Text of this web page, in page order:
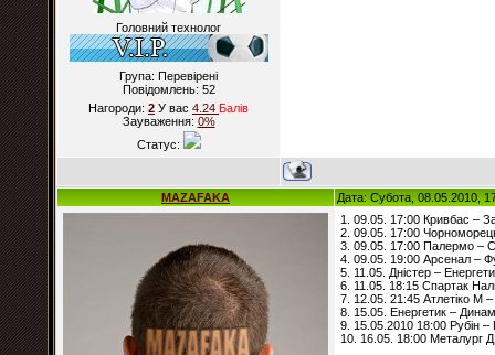
Головний технолог
Група: Перевірені
Повідомлень: 52
Нагороди: 2 У вас 4.24 Балiв
Зауваження: 0%
Статус:
MAZAFAKA Дата: Субота, 08.05.2010,
1. 09.05. 17:00 Кривбас –
2. 09.05. 17:00
3. 09.05. 17:00 Палермо –
4. 09.05. 19:00 Арсенал –
5. 11.05. Дністер –
6. 11.05. 18:15 Спартак
7. 12.05. 21:45 Атлетіко М
8. 15.05. Енергетик –
9. 15.05.2010 18:00 Рубін
10. 16.05. 18:00 Металург